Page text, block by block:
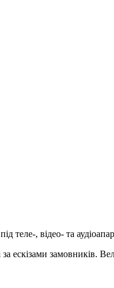
теле-, відео- та
ескізами замовників.